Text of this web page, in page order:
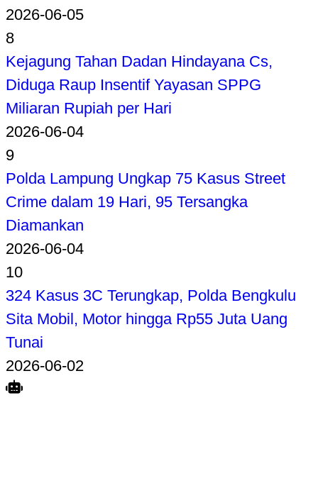
2026-06-05
8
Kejagung Tahan Dadan Hindayana Cs,
Diduga Raup Insentif Yayasan SPPG
Miliaran Rupiah per Hari
2026-06-04
9
Polda Lampung Ungkap 75 Kasus Street
Crime dalam 19 Hari, 95 Tersangka
Diamankan
2026-06-04
10
324 Kasus 3C Terungkap, Polda Bengkulu
Sita Mobil, Motor hingga Rp55 Juta Uang
Tunai
2026-06-02